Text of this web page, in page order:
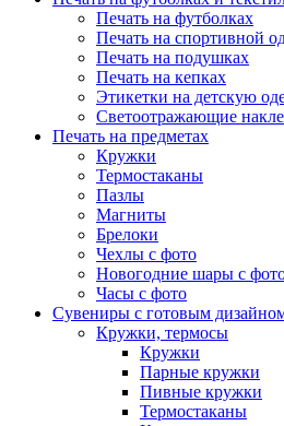
Печать на футболках
Печать на спортивной
Печать на подушках
Печать на кепках
Этикетки на детскую
Светоотражающие
Печать на предметах
Кружки
Термостаканы
Пазлы
Магниты
Брелоки
Чехлы с фото
Новогодние шары с
Часы с фото
Сувениры с готовым
Кружки, термосы
Кружки
Парные кружки
Пивные кружки
Термостаканы